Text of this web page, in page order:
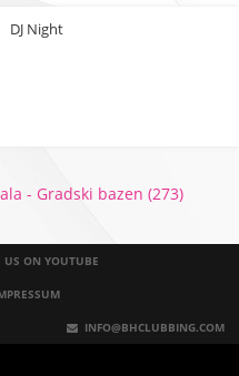
DJ Night
- Gradski bazen (273)
US ON YOUTUBE
INFO@BHCLUBBING.COM